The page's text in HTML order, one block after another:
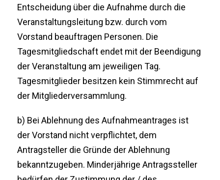
Entscheidung über die Aufnahme durch die
Veranstaltungsleitung bzw. durch vom
Vorstand beauftragen Personen. Die
Tagesmitgliedschaft endet mit der Beendigung
der Veranstaltung am jeweiligen Tag.
Tagesmitglieder besitzen kein Stimmrecht auf
der Mitgliederversammlung.
b) Bei Ablehnung des Aufnahmeantrages ist
der Vorstand nicht verpflichtet, dem
Antragsteller die Gründe der Ablehnung
bekanntzugeben. Minderjährige Antragssteller